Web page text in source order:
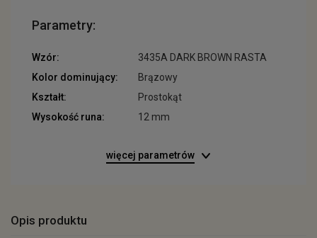
Parametry:
Wzór:
3435A DARK BROWN RASTA
Kolor dominujący:
Brązowy
Kształt:
Prostokąt
Wysokość runa:
12 mm
więcej parametrów
Opis produktu